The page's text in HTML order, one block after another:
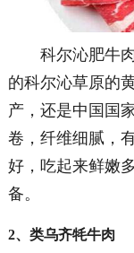
科尔沁肥牛肉
的科尔沁草原的
产，还是中国国
卷，纤维细腻，
好，吃起来鲜嫩
备。
2、类乌齐牦牛肉